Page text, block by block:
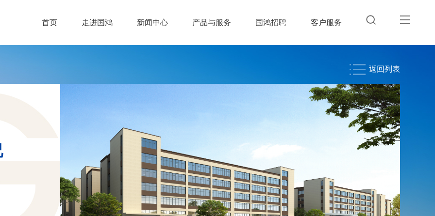
首页 走进国鸿 新闻中心 产品与服务 国鸿招聘 客户服务
走进国鸿
新闻中心
视频中心 社会责任
产品与服务
住宅 产城
国鸿招聘
返回列表